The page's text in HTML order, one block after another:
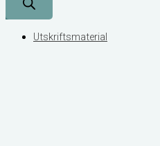
Utskriftsmaterial